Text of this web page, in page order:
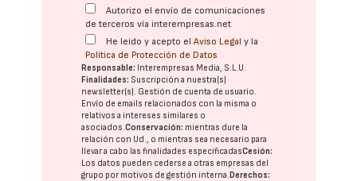
Autorizo el envío de comunicaciones
de terceros vía interempresas.net
He leído y acepto elAviso Legal y la
Política de Protección de Datos
Responsable: Interempresas Media, S.L.U.
Finalidades: Suscripción a nuestra(s)
newsletter(s). Gestión de cuenta de usuario.
Envío de emails relacionados con la misma o
relativos a intereses similares o
asociados.Conservación: mientras dure la
relación con Ud., o mientras sea necesario para
llevar a cabo las finalidades especificadasCesión:
Los datos pueden cederse a otras empresas del
grupo por motivos de gestión interna. Derechos: